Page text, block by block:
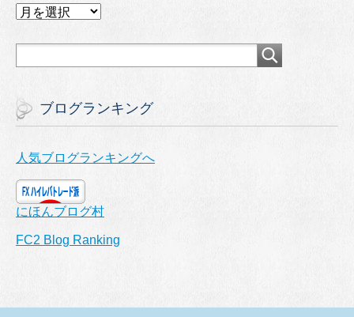
ア
カ
ブログランキング
人気ブログランキングへ
にほんブログ村
FC2 Blog Ranking